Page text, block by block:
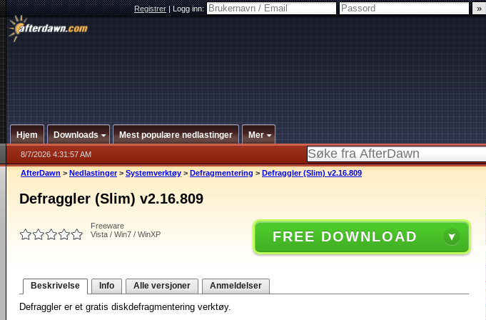
Registrer|Logg inn:
Hjem Downloads Mest populære nedlastinger Mer
8/7/2026 4:31:57 AM
AfterDawn > Nedlastinger > Systemverktøy > Defragmentering > Defraggler (Slim) v2.16.809
Defraggler (Slim) v2.16.809
Freeware
Vista / Win7 / WinXP
FREE DOWNLOAD
Beskrivelse Info Alle versjoner Anmeldelser
Defraggler er et gratis diskdefragmentering verktøy.